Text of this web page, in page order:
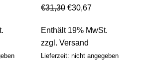
€31,30 €30,67
Enthält 19% MwSt.
zzgl. Versand
Lieferzeit: nicht angegeben